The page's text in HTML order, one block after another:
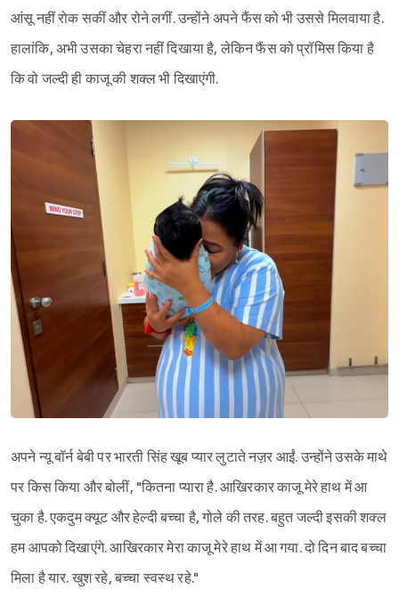
आंसू नहीं रोक सकीं और रोने लगीं. उन्होंने अपने फैंस को भी उससे मिलवाया है.
हालांकि, अभी उसका चेहरा नहीं दिखाया है, लेकिन फैंस को प्रॉमिस किया है
कि वो जल्दी ही काजू की शक्ल भी दिखाएंगी.
अपने न्यू बॉर्न बेबी पर भारती सिंह खूब प्यार लुटाते नज़र आईं. उन्होंने उसके माथे
पर किस किया और बोलीं, "कितना प्यारा है. आखिरकार काजू मेरे हाथ में आ
चुका है. एकदुम क्यूट और हेल्दी बच्चा है, गोले की तरह. बहुत जल्दी इसकी शक्ल
हम आपको दिखाएंगे. आखिरकार मेरा काजू मेरे हाथ में आ गया. दो दिन बाद बच्चा
मिला है यार. खुश रहे, बच्चा स्वस्थ रहे."